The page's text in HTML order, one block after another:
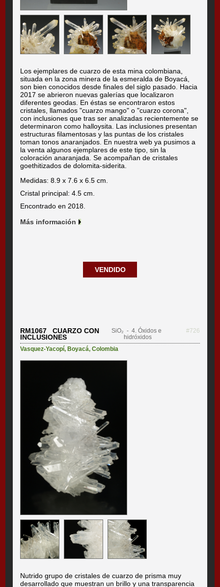
Los ejemplares de cuarzo de esta mina colombiana,
situada en la zona minera de la esmeralda de Boyacá,
son bien conocidos desde finales del siglo pasado. Hacia
2017 se abrieron nuevas galerías que localizaron
diferentes geodas. En éstas se encontraron estos
cristales, llamados "cuarzo mango" o "cuarzo corona",
con inclusiones que tras ser analizadas recientemente se
determinaron como halloysita. Las inclusiones presentan
estructuras filamentosas y las puntas de los cristales
toman tonos anaranjados. En nuestra web ya pusimos a
la venta algunos ejemplares de este tipo, sin la
coloración anaranjada. Se acompañan de cristales
goethitizados de dolomita-siderita.
Medidas: 8.9 x 7.6 x 6.5 cm.
Cristal principal: 4.5 cm.
Encontrado en 2018.
Más información
VENDIDO
RM1067 CUARZO CON
INCLUSIONES
SiO₂ - 4. Óxidos e
hidróxidos
#726
Vasquez-Yacopí,Boyacá,Colombia
Nutrido grupo de cristales de cuarzo de prisma muy
desarrollado que muestran un brillo y una transparencia